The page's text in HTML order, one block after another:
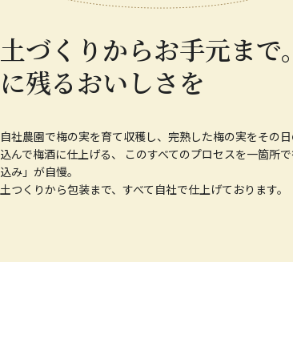
土づくりからお手元まで
に残るおいしさを
自社農園で梅の実を育て収穫し、完熟した梅の実をその
込んで梅酒に仕上げる、 このすべてのプロセスを一箇所
込み」が自慢。
土つくりから包装まで、すべて自社で仕上げております。